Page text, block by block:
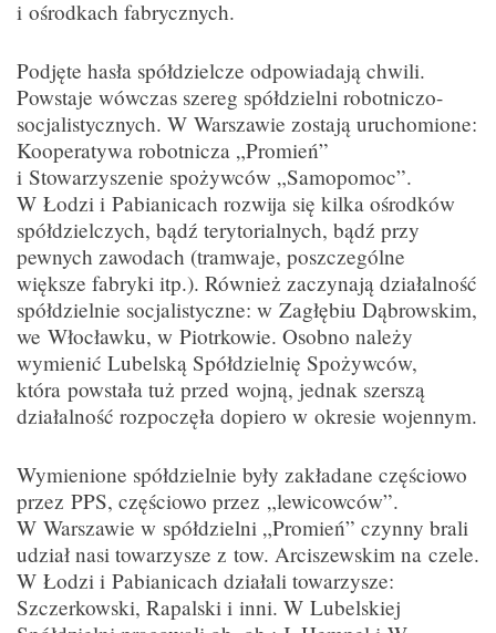
i ośrodkach fabrycznych.
Podjęte hasła spółdzielcze odpowiadają chwili.
Powstaje wówczas szereg spółdzielni robotniczo-
socjalistycznych. W Warszawie zostają uruchomione:
Kooperatywa robotnicza „Promień”
i Stowarzyszenie spożywców „Samopomoc”.
W Łodzi i Pabianicach rozwija się kilka ośrodków
spółdzielczych, bądź terytorialnych, bądź przy
pewnych zawodach (tramwaje, poszczególne
większe fabryki itp.). Również zaczynają działalność
spółdzielnie socjalistyczne: w Zagłębiu Dąbrowskim,
we Włocławku, w Piotrkowie. Osobno należy
wymienić Lubelską Spółdzielnię Spożywców,
która powstała tuż przed wojną, jednak szerszą
działalność rozpoczęła dopiero w okresie wojennym.
Wymienione spółdzielnie były zakładane częściowo
przez PPS, częściowo przez „lewicowców”.
W Warszawie w spółdzielni „Promień” czynny brali
udział nasi towarzysze z tow. Arciszewskim na czele.
W Łodzi i Pabianicach działali towarzysze:
Szczerkowski, Rapalski i inni. W Lubelskiej